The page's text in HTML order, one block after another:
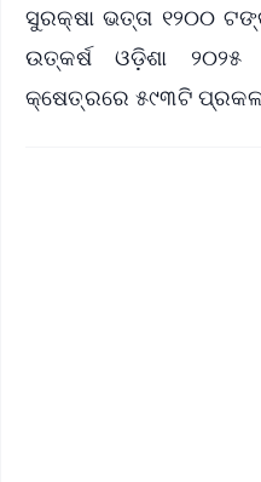
ସୁରକ୍ଷା ଭତ୍ତା ୧୨୦୦
ଉତ୍କର୍ଷ‌ ଓଡ଼ିଶା
କ୍ଷେତ୍ରରେ ୫୯୩ଟି